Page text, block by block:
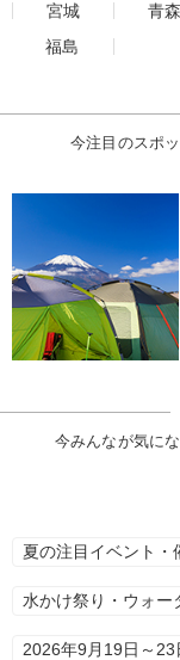
宮城
青森
福島
今注目のスポ
今みんなが気に
夏の注目イベント・
水かけ祭り・ウォー
2026年9月19日～23